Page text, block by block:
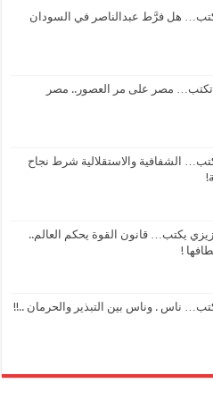
هل فرَّط عبدالناصر في السودان
تكتب… مصر على مر العصور.. مصر
الشفافية والاستقلالية شرط نجاح
يكتب… قانون القوة يحكم العالم..
!
ناس . وناس بين التبذير والحرمان ..!!